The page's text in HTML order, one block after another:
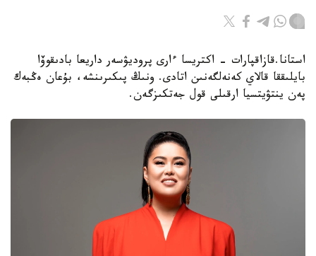
استانا.قازاقپارات - اكتريسا ءارى پروديۋسەر داريعا بادىقوۆا
بايلىققا قالاي كەنەلگەنىن اتادى. ونىڭ پىكىرىنشە، بۇعان ەڭبەك
پەن ينتۋيتسيا ارقىلى قول جەتكىزگەن.